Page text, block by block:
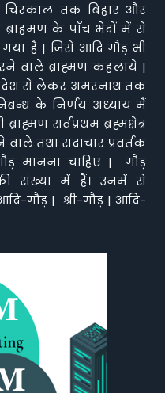
चिरकाल तक बिहार और
ब्राहमण के पाँच भेदों में से
है | जिसे आदि गौड़ भी
वाले ब्राह्मण कहलाये |
से लेकर अमरनाथ तक
के निर्णय अध्याय मैं
सर्वप्रथम ब्रह्मक्षेत्र
तथा सदाचार प्रवर्तक
मानना चाहिए | गौड़
संख्या में हैं। उनमें से
गौड़ | श्री-गौड़ | आदि-